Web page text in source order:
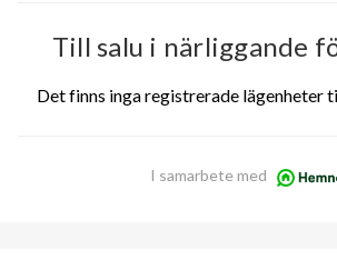
Till salu i närliggande
Det finns inga registrerade lägenheter
I samarbete med